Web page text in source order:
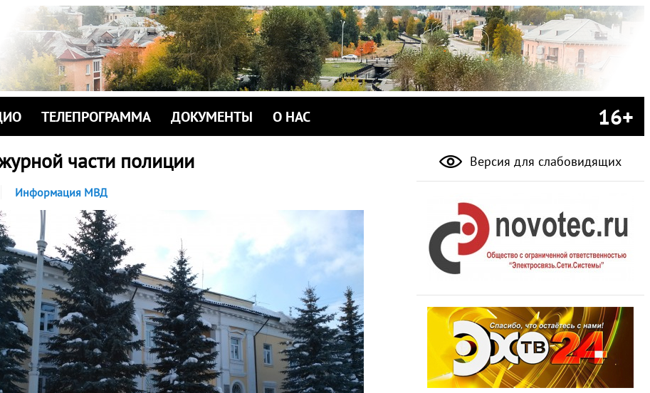
ТЕЛЕПРОГРАММА ДОКУМЕНТЫ О НАС 16+
части полиции
Информация МВД
Версия для слабовидящих